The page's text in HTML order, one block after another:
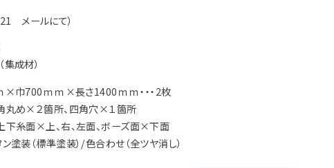
メールにて）
成材）
巾700ｍｍ×長さ1400ｍｍ・・・2枚
丸め×２箇所、四角穴×１箇所
下糸面×上、右、左面、ボーズ面×下面
ン塗装（標準塗装）/色合わせ（全ツヤ消し）